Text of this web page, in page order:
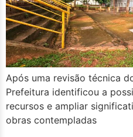
Após uma revisão técnica
Prefeitura identificou a
recursos e ampliar
obras contempladas